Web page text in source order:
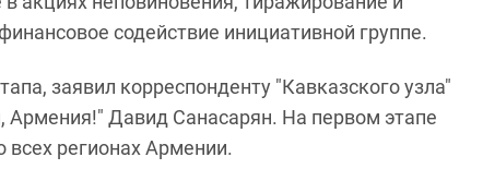
содействие инициативной группе.
заявил корреспонденту "Кавказского узла"
Армения!" Давид Санасарян. На первом этапе
всех регионах Армении.